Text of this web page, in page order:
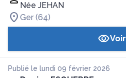
Née JEHAN
Ger (64)
Voir
Publié le lundi 09 février 2026